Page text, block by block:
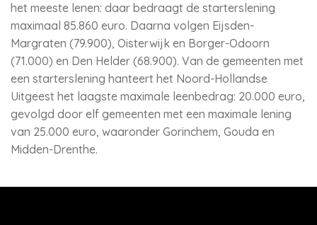
het meeste lenen: daar bedraagt de starterslening
maximaal 85.860 euro. Daarna volgen Eijsden-
Margraten (79.900), Oisterwijk en Borger-Odoorn
(71.000) en Den Helder (68.900). Van de gemeenten met
een starterslening hanteert het Noord-Hollandse
Uitgeest het laagste maximale leenbedrag: 20.000 euro,
gevolgd door elf gemeenten met een maximale lening
van 25.000 euro, waaronder Gorinchem, Gouda en
Midden-Drenthe.